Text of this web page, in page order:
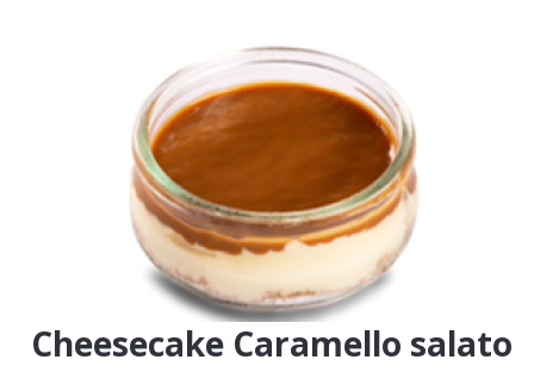
Cheesecake Caramello salato